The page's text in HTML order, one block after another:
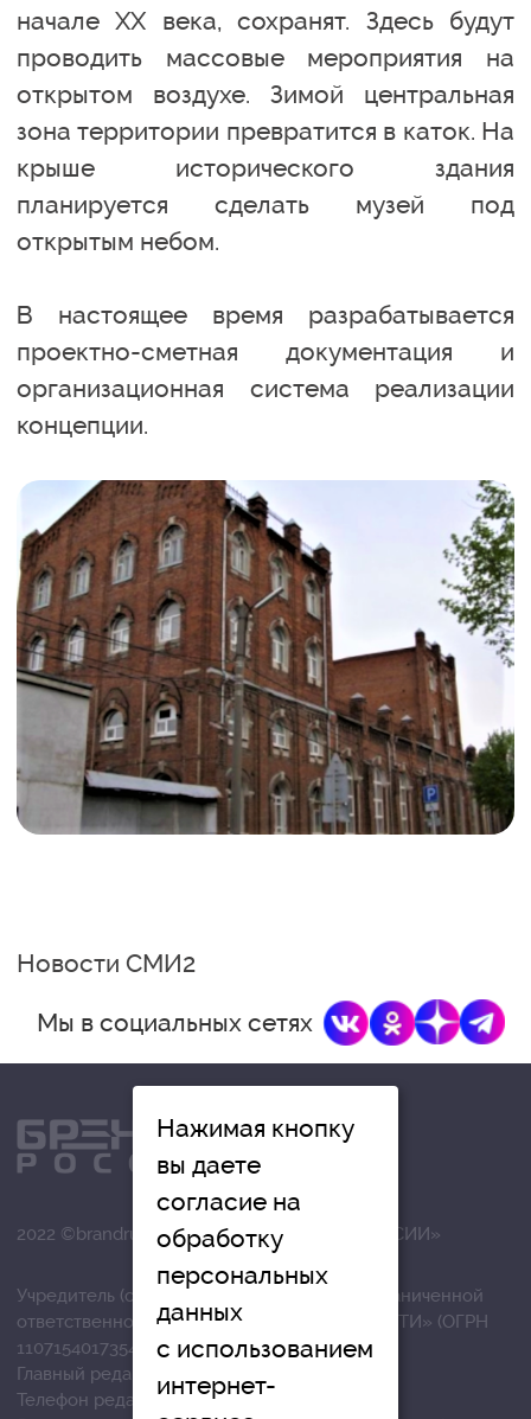
начале XX века, сохранят. Здесь будут
проводить массовые мероприятия на
открытом воздухе. Зимой центральная
зона территории превратится в каток. На
крыше исторического здания
планируется сделать музей под
открытым небом.
В настоящее время разрабатывается
проектно-сметная документация и
организационная система реализации
концепции.
Новости СМИ2
Мы в социальных сетях
2022 ©brandrussia.online | СИ «БРЕНДЫ РОССИИ»
Учредитель (соучредители): Общество с ограниченной
ответственностью «РЕГИОНАЛЬНЫЕ НОВОСТИ» (ОГРН
1107154017354)
Главный редактор: Вострикова О.Г.
Телефон редакции: +7 (4872) 710-803
Нажимая кнопку
вы даете
согласие на
обработку
персональных
данных
с использованием
интернет-